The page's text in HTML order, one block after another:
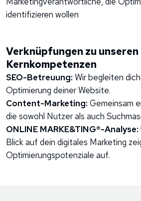
identifizieren wollen
Verknüpfungen zu unseren
Kernkompetenzen
SEO-Betreuung: Wir begleiten
Optimierung deiner Website.
Content-Marketing: Gemeinsam
die sowohl Nutzer als auch
ONLINE MARKE&TING®-Analyse:
Blick auf dein digitales Marketing
Optimierungspotenziale auf.